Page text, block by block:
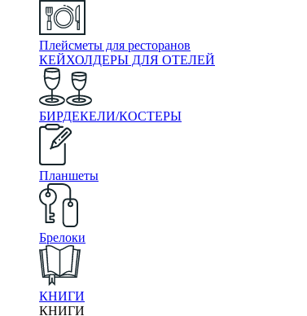
Плейсметы для ресторанов
КЕЙХОЛДЕРЫ ДЛЯ ОТЕЛЕЙ
БИРДЕКЕЛИ/КОСТЕРЫ
Планшеты
Брелоки
КНИГИ
КНИГИ